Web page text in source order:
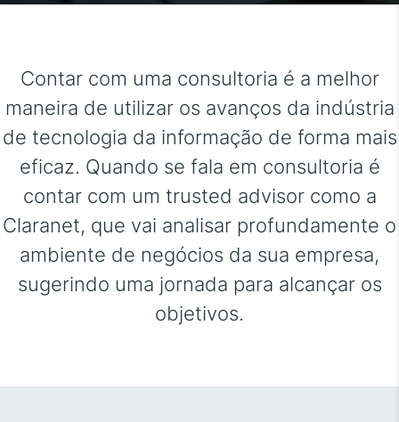
Contar com uma consultoria é a melhor
maneira de utilizar os avanços da indústria
de tecnologia da informação de forma mais
eficaz. Quando se fala em consultoria é
contar com um trusted advisor como a
Claranet, que vai analisar profundamente o
ambiente de negócios da sua empresa,
sugerindo uma jornada para alcançar os
objetivos.